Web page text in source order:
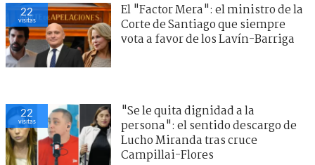
22
visitas
El "Factor Mera": el ministro de la
Corte de Santiago que siempre
vota a favor de los Lavín-Barriga
22
visitas
"Se le quita dignidad a la
persona": el sentido descargo de
Lucho Miranda tras cruce
Campillai-Flores